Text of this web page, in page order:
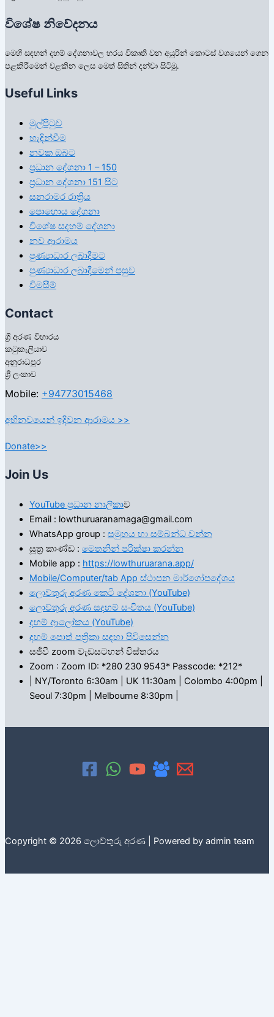
විශේෂ නිවේදනය
මෙහි සඳහන් දහම් දේශනාවල හරය විකෘති වන අයුරින් කොටස් වශයෙන් ගෙන
පළකිරීමෙන් වළකින ලෙස මෙත් සිතින් දන්වා සිටිමු.
Useful Links
මුල්පිටුව
හැඳින්වීම
නවක ඔබට
ප්‍රධාන දේශනා 1 – 150
ප්‍රධාන දේශනා 151 සිට
සනරාමර රාත්‍රිය
පොහොය දේශනා
විශේෂ සදහම් දේශනා
නව ආරාමය
පුණ්‍යාධාර ලබාදීමට
පුණ්‍යාධාර ලබාදීමෙන් පසුව
විමසීම්
Contact
ශ්‍රී අරණ විහාරය
කටුකැලියාව
අනුරාධපුර
ශ්‍රී ලංකාව
Mobile: +94773015468
අභිනවයෙන් ඉදිවන ආරාමය >>
Donate>>
Join Us
YouTube ප්‍රධාන නාලිකාව
Email : lowthuruaranamaga@gmail.com
WhatsApp group : සමුහය හා සම්බන්ධ වන්න
සූත්‍ර කාණ්ඩ : මෙතනින් පරික්ෂා කරන්න
Mobile app : https://lowthuruarana.app/
Mobile/Computer/tab App ස්ථාපන මාර්ගෝපදේශය
ලොව්තුරු අරණ කෙටි දේශනා (YouTube)
ලොව්තුරු අරණ සදහම් සංචිතය (YouTube)
දහම් ආලෝකය (YouTube)
දහම් පොත් පත්‍රිකා සඳහා පිවිසෙන්න
සජීවී zoom වැඩසටහන් විස්තරය
Zoom : Zoom ID: *280 230 9543* Passcode: *212*
| NY/Toronto 6:30am | UK 11:30am | Colombo 4:00pm |
Seoul 7:30pm | Melbourne 8:30pm |
Copyright © 2026 ලොව්තුරු අරණ | Powered by admin team